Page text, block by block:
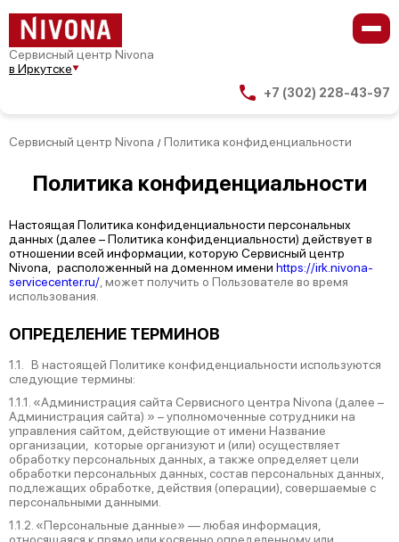
Сервисный центр Nivona
в Иркутске
+7 (302) 228-43-97
Сервисный центр Nivona / Политика конфиденциальности
Политика конфиденциальности
Настоящая Политика конфиденциальности персональных
данных (далее – Политика конфиденциальности) действует в
отношении всей информации, которую Сервисный центр
Nivona, расположенный на доменном имени https://irk.nivona-
servicecenter.ru/ , может получить о Пользователе во время
использования.
ОПРЕДЕЛЕНИЕ ТЕРМИНОВ
1.1. В настоящей Политике конфиденциальности используются
следующие термины:
1.1.1. «Администрация сайта Сервисного центра Nivona (далее –
Администрация сайта) » – уполномоченные сотрудники на
управления сайтом, действующие от имени Название
организации, которые организуют и (или) осуществляет
обработку персональных данных, а также определяет цели
обработки персональных данных, состав персональных данных,
подлежащих обработке, действия (операции), совершаемые с
персональными данными.
1.1.2. «Персональные данные» — любая информация,
относящаяся к прямо или косвенно определенному или